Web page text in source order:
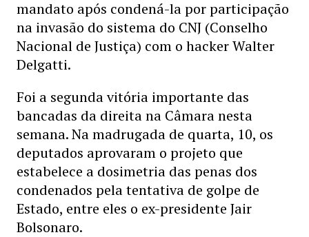
mandato após condená-la por participação
na invasão do sistema do CNJ (Conselho
Nacional de Justiça) com o hacker Walter
Delgatti.
Foi a segunda vitória importante das
bancadas da direita na Câmara nesta
semana. Na madrugada de quarta, 10, os
deputados aprovaram o projeto que
estabelece a dosimetria das penas dos
condenados pela tentativa de golpe de
Estado, entre eles o ex-presidente Jair
Bolsonaro.